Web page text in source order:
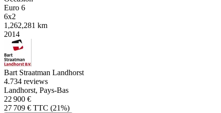
Euro 6
6x2
1,262,281 km
2014
Bart Straatman Landhorst
4.734 reviews
Landhorst, Pays-Bas
22 900 €
27 709 € TTC (21%)